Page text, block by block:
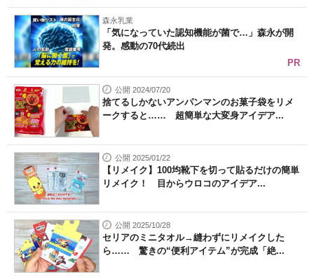
森永乳業
「気になっていた認知機能が菌で…」森永が開
発。感動の70代続出
PR
公開 2024/07/20
捨てるしかないアンパンマンのお菓子袋をリメ
ークすると…… 超簡単な大変身アイデア...
公開 2025/01/22
【リメイク】100均靴下を切って貼るだけの簡単
リメイク！ 目からウロコのアイデア...
公開 2025/10/28
セリアのミニタオル→縫わずにリメイクした
ら…… 驚きの“便利アイテム”が完成「絶...